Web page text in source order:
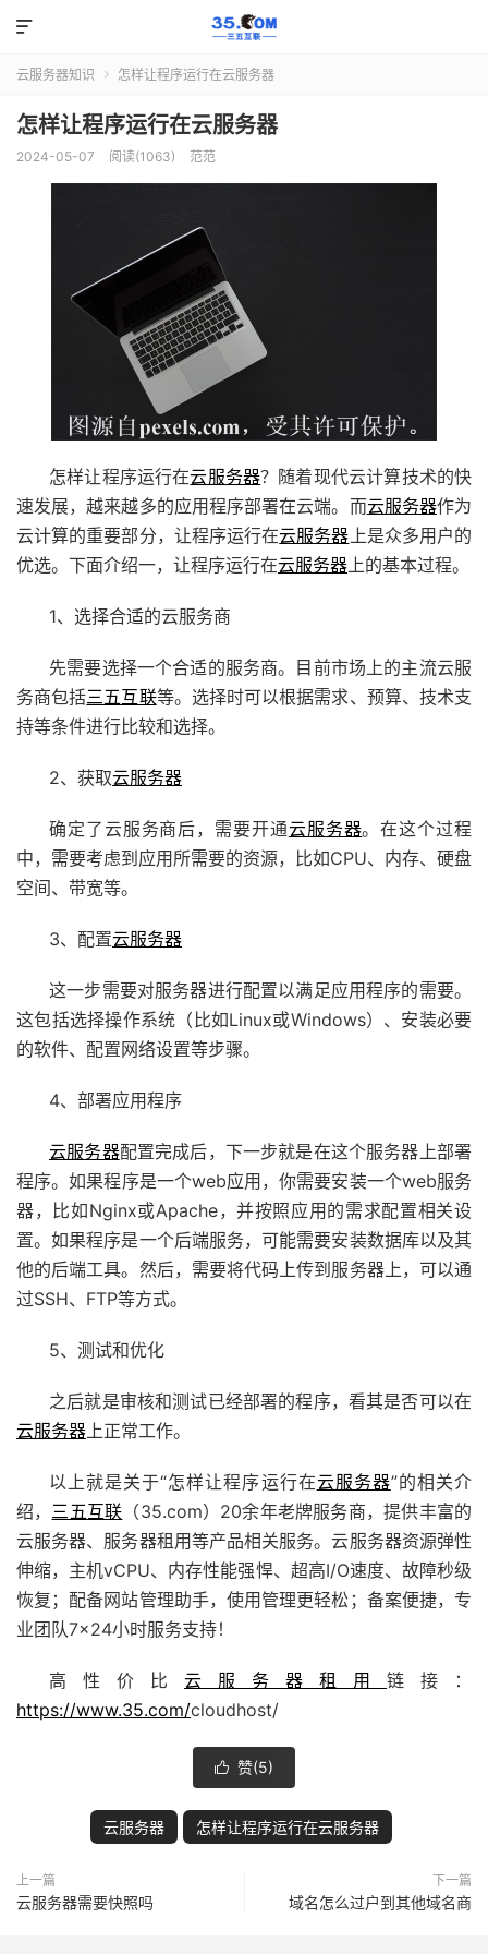

云服务器知识  怎样让程序运行在云服务器
怎样让程序运行在云服务器
2024-05-07 阅读(1063) 范范
怎样让程序运行在云服务器？随着现代云计算技术的快
速发展，越来越多的应用程序部署在云端。而云服务器作为
云计算的重要部分，让程序运行在云服务器 上是众多用户的
优选。下面介绍一，让程序运行在云服务器 上的基本过程。
1、选择合适的云服务商
先需要选择一个合适的服务商。目前市场上的主流云服
务商包括三五互联等。选择时可以根据需求、预算、技术支
持等条件进行比较和选择。
2、获取云服务器
确定了云服务商后，需要开通云服务器。在这个过程
中，需要考虑到应用所需要的资源，比如CPU、内存、硬盘
空间、带宽等。
3、配置云服务器
这一步需要对服务器进行配置以满足应用程序的需要。
这包括选择操作系统（比如Linux或Windows）、安装必要
的软件、配置网络设置等步骤。
4、部署应用程序
云服务器配置完成后，下一步就是在这个服务器上部署
程序。如果程序是一个web应用，你需要安装一个web服务
器，比如Nginx或Apache，并按照应用的需求配置相关设
置。如果程序是一个后端服务，可能需要安装数据库以及其
他的后端工具。然后，需要将代码上传到服务器上，可以通
过SSH、FTP等方式。
5、测试和优化
之后就是审核和测试已经部署的程序，看其是否可以在
云服务器 上正常工作。
以上就是关于“怎样让程序运行在云服务器”的相关介
绍， 三五互联 （35.com）20余年老牌服务商，提供丰富的
云服务器、 服务器租用等产品相关服务。云服务器资源弹性
伸缩，主机vCPU、内存性能强悍、超高I/O速度、故障秒级
恢复；配备网站管理助手，使用管理更轻松；备案便捷，专
业团队7×24小时服务支持！
高性价比 云服务器租用 链接：
https://www.35.com/cloudhost/
 赞(5)
云服务器 怎样让程序运行在云服务器
上一篇
云服务器需要快照吗
下一篇
域名怎么过户到其他域名商